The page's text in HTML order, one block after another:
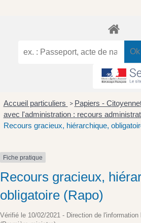
Accueil particuliers > Papiers -
avec l'administration : recours
Recours gracieux, hiérarchique,
Fiche pratique
Recours gracieux,
obligatoire (Rapo)
Vérifié le 10/02/2021 - Direction de